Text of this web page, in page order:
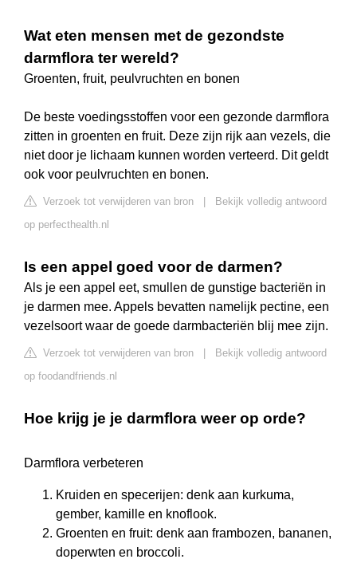
Wat eten mensen met de gezondste
darmflora ter wereld?
Groenten, fruit, peulvruchten en bonen
De beste voedingsstoffen voor een gezonde darmflora
zitten in groenten en fruit. Deze zijn rijk aan vezels, die
niet door je lichaam kunnen worden verteerd. Dit geldt
ook voor peulvruchten en bonen.
Verzoek tot verwijderen van bron | Bekijk volledig antwoord
op perfecthealth.nl
Is een appel goed voor de darmen?
Als je een appel eet, smullen de gunstige bacteriën in
je darmen mee. Appels bevatten namelijk pectine, een
vezelsoort waar de goede darmbacteriën blij mee zijn.
Verzoek tot verwijderen van bron | Bekijk volledig antwoord
op foodandfriends.nl
Hoe krijg je je darmflora weer op orde?
Darmflora verbeteren
Kruiden en specerijen: denk aan kurkuma,
gember, kamille en knoflook.
Groenten en fruit: denk aan frambozen, bananen,
doperwten en broccoli.